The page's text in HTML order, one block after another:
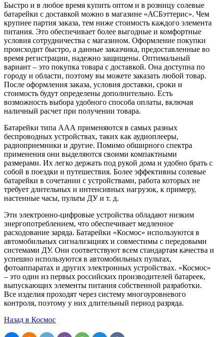
Быстро и в любое время купить оптом и в розницу солевые
батарейки с доставкой можно в магазине «АСБэттерис». Чем
крупнее партия заказа, тем ниже стоимость каждого элемента
питания. Это обеспечивает более выгодные и комфортные
условия сотрудничества с магазином. Оформление покупки
происходит быстро, а данные заказчика, предоставленные во
время регистрации, надежно защищены. Оптимальный
вариант – это покупка товара с доставкой. Она доступна по
городу и области, поэтому вы можете заказать любой товар.
После оформления заказа, условия доставки, сроки и
стоимость будут определены дополнительно. Есть
возможность выбора удобного способа оплаты, включая
наличный расчет при получении товара.
Батарейки типа ААА применяются в самых разных
беспроводных устройствах, таких как аудиоплееры,
радиоприемники и другие. Помимо обширного спектра
применения они выделяются своими компактными
размерами. Их легко держать под рукой дома и удобно брать с
собой в поездки и путешествия. Более эффективны солевые
батарейки в сочетании с устройствами, работа которых не
требует длительных и интенсивных нагрузок, к примеру,
настенные часы, пульты ДУ и т. д.
Эти электронно-цифровые устройства обладают низким
энергопотреблением, что обеспечивает медленное
расходование заряда. Батарейки «Космос» используются в
автомобильных сигнализациях и совместимы с передовыми
системами ДУ. Они соответствуют всем стандартам качества и
успешно используются в автомобильных пультах,
фотоаппаратах и других электронных устройствах. «Космос»
– это один из первых российских производителей батареек,
выпускающих элементы питания собственной разработки.
Все изделия проходят через систему многоуровневого
контроля, поэтому у них длительный период разряда.
Назад в Космос